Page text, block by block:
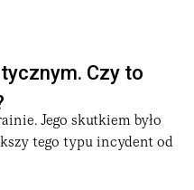
Czy to
Jego skutkiem było
tego typu incydent od